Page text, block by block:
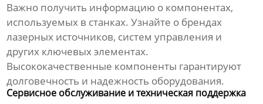
Важно получить информацию о компонентах,
используемых в станках. Узнайте о брендах
лазерных источников, систем управления и
других ключевых элементах.
Высококачественные компоненты гарантируют
долговечность и надежность оборудования.
Сервисное обслуживание и техническая поддержка